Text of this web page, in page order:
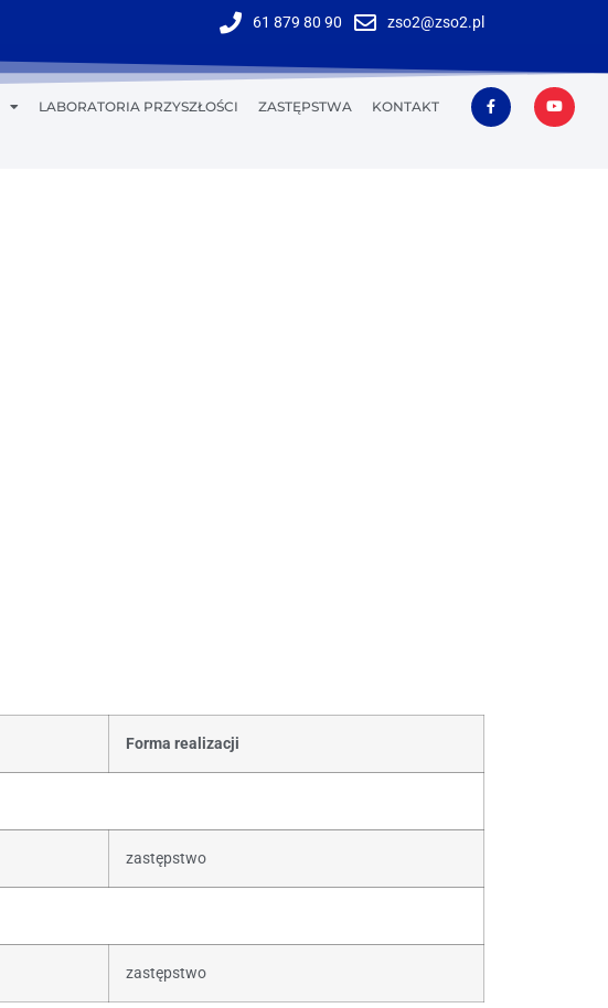
61 879 80 90 zso2@zso2.pl
LABORATORIA PRZYSZŁOŚCI ZASTĘPSTWA KONTAKT
Forma realizacji
zastępstwo
zastępstwo